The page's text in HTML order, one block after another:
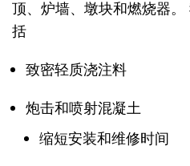
顶、炉墙、墩块和燃烧器
括
致密轻质浇注料
炮击和喷射混凝土
缩短安装和维修时间